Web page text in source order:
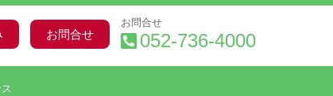
お問合せ
お問合せ
052-736-4000